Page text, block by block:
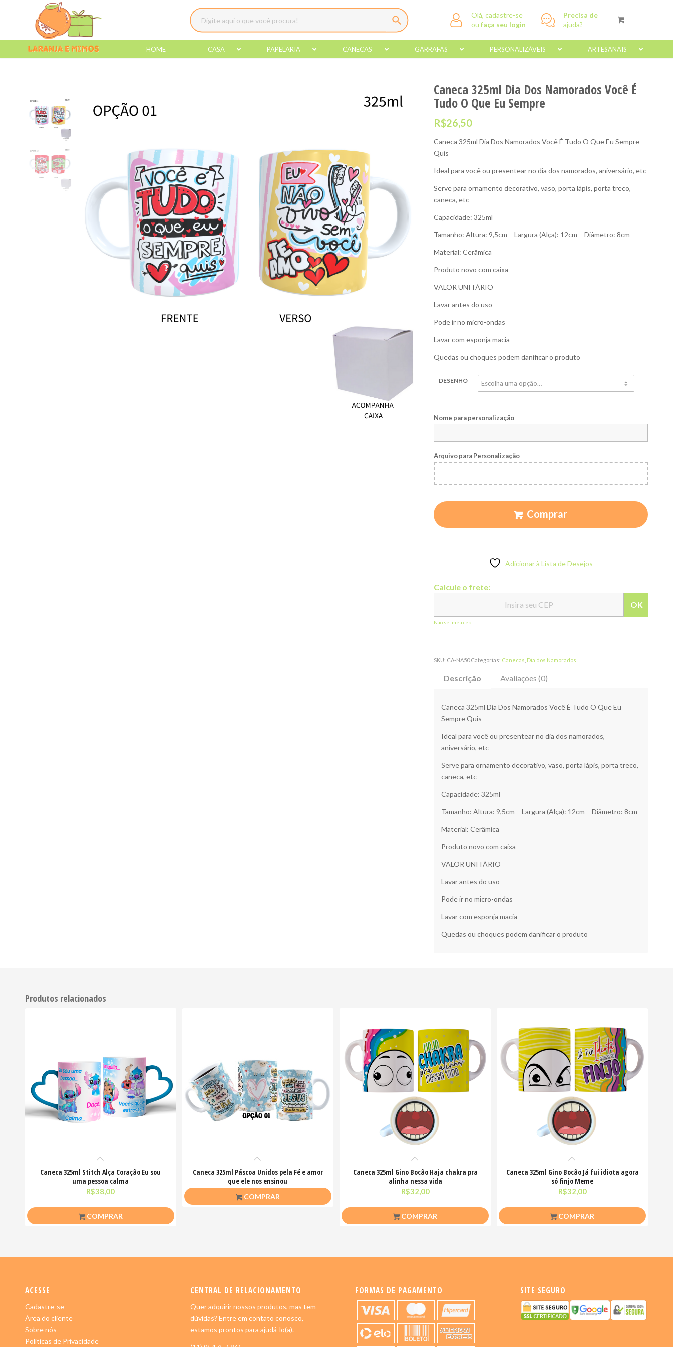
Olá, cadastre-se
oufaça seu login
Precisa de
ajuda?
HOME CASA PAPELARIA CANECAS GARRAFAS PERSONALIZÁVEIS ARTESANAIS
Caneca 325ml Dia Dos Namorados Você É
Tudo O Que Eu Sempre
R$26,50
Caneca 325ml Dia Dos Namorados Você É Tudo O Que Eu Sempre
Quis
Ideal para você ou presentear no dia dos namorados, aniversário, etc
Serve para ornamento decorativo, vaso, porta lápis, porta treco,
caneca, etc
Capacidade: 325ml
Tamanho: Altura: 9,5cm – Largura (Alça): 12cm – Diâmetro: 8cm
Material: Cerâmica
Produto novo com caixa
VALOR UNITÁRIO
Lavar antes do uso
Pode ir no micro-ondas
Lavar com esponja macia
Quedas ou choques podem danificar o produto
DESENHO
Nome para personalização
Arquivo para Personalização
Comprar
Adicionar à Lista de Desejos
Calcule o frete:
OK
Não sei meu cep
SKU: CA-NA50 Categorias: Canecas Dia dos Namorados
Descrição Avaliações (0)
Caneca 325ml Dia Dos Namorados Você É Tudo O Que Eu
Sempre Quis
Ideal para você ou presentear no dia dos namorados,
aniversário, etc
Serve para ornamento decorativo, vaso, porta lápis, porta treco,
caneca, etc
Capacidade: 325ml
Tamanho: Altura: 9,5cm – Largura (Alça): 12cm – Diâmetro: 8cm
Material: Cerâmica
Produto novo com caixa
VALOR UNITÁRIO
Lavar antes do uso
Pode ir no micro-ondas
Lavar com esponja macia
Quedas ou choques podem danificar o produto
Produtos relacionados
Caneca 325ml Stitch Alça Coração Eu sou
uma pessoa calma
R$38,00
COMPRAR
Caneca 325ml Páscoa Unidos pela Fé e amor
que ele nos ensinou
COMPRAR
Caneca 325ml Gino Bocão Haja chakra pra
alinha nessa vida
R$32,00
COMPRAR
Caneca 325ml Gino Bocão Já fui idiota agora
só finjo Meme
R$32,00
COMPRAR
ACESSE
Cadastre-se
Área do cliente
Sobre nós
Políticas de Privacidade
CENTRAL DE RELACIONAMENTO
Quer adquirir nossos produtos, mas tem
dúvidas? Entre em contato conosco,
estamos prontos para ajudá-lo(a).
FORMAS DE PAGAMENTO SITE SEGURO